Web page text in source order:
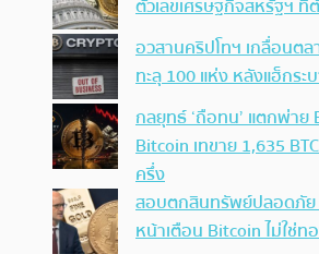
ตัวเลขเศรษฐกิจสหรัฐฯ ที่
อวสานคริปโทฯ เกลื่อนต
ทะลุ 100 แห่ง หลังแฮ็กร
กลยุทธ์ ‘ถือทน’ แตกพ่าย
Bitcoin เทขาย 1,635
ครึ่ง
สอบตกสินทรัพย์ปลอดภัย
หน้าเตือน Bitcoin ไม่ใช่